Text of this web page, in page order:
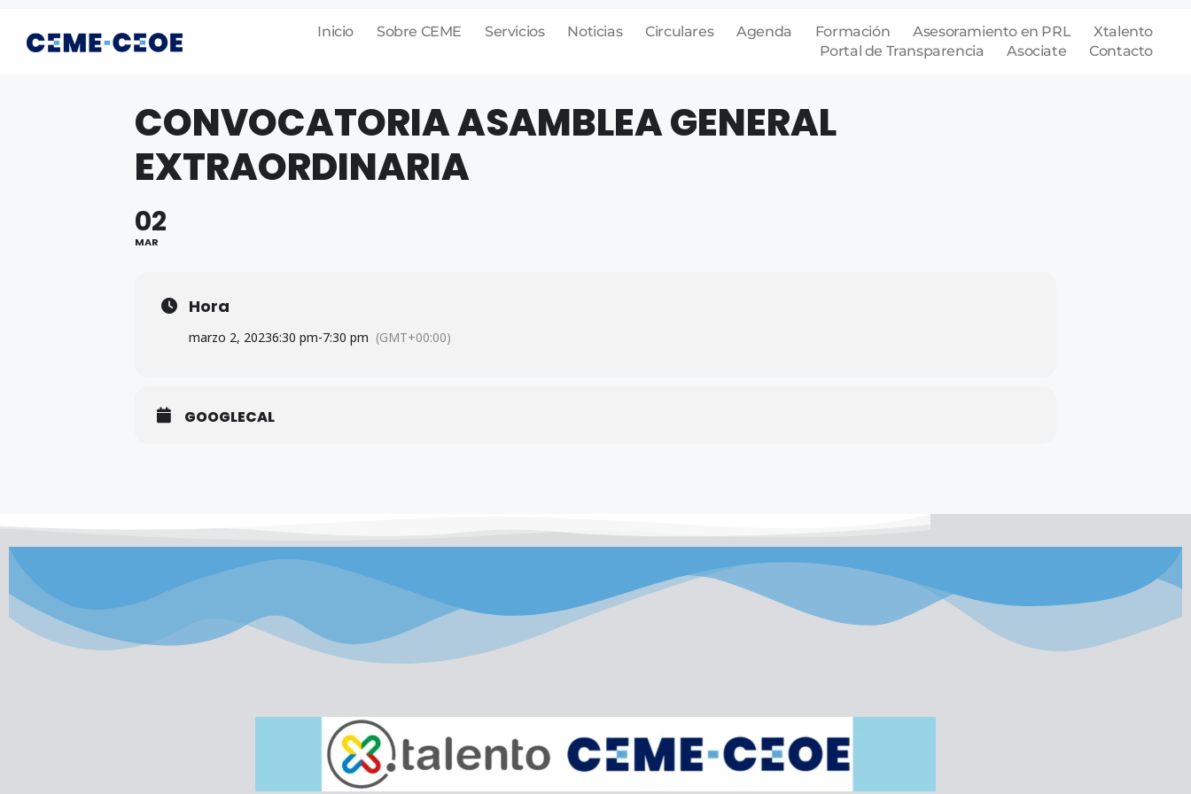
Inicio Sobre CEME Servicios Noticias Circulares Agenda Formación Asesoramiento en PRL
Xtalento
Portal de Transparencia
Asociate Contacto
CONVOCATORIA ASAMBLEA GENERAL
EXTRAORDINARIA
02
MAR
Hora
marzo 2, 20236:30 pm-7:30 pm (GMT+00:00)
GOOGLECAL